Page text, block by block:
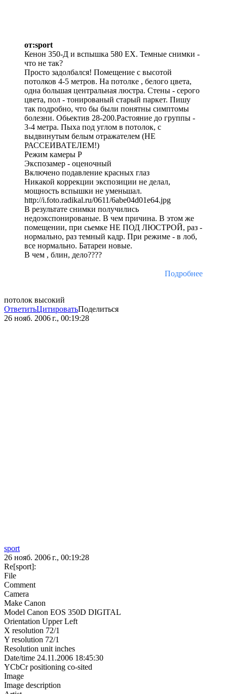
от:sport
Кенон 350-Д и вспышка 580 ЕХ. Темные снимки -
что не так?
Просто задолбался! Помещение с высотой
потолков 4-5 метров. На потолке , белого цвета,
одна большая центральная люстра. Стены - серого
цвета, пол - тонированый старый паркет. Пишу
так подробно, что бы были понятны симптомы
болезни. Обьектив 28-200.Растояние до группы -
3-4 метра. Пыха под углом в потолок, с
выдвинутым белым отражателем (НЕ
РАССЕИВАТЕЛЕМ!)
Режим камеры Р
Экспозамер - оценочный
Включено подавление красных глаз
Никакой коррекции экспозиции не делал,
мощность вспышки не уменьшал.
http://i.foto.radikal.ru/0611/6abe04d01e64.jpg
В результате снимки получились
недоэкспонированые. В чем причина. В этом же
помещении, при сьемке НЕ ПОД ЛЮСТРОЙ, раз -
нормально, раз темный кадр. При режиме - в лоб,
все нормально. Батареи новые.
В чем , блин, дело????
Подробнее
потолок высокий
ОтветитьЦитироватьПоделиться
26 нояб. 2006 г., 00:19:28
sport
26 нояб. 2006 г., 00:19:28
Re[sport]:
File
Comment
Camera
Make Canon
Model Canon EOS 350D DIGITAL
Orientation Upper Left
X resolution 72/1
Y resolution 72/1
Resolution unit inches
Date/time 24.11.2006 18:45:30
YCbCr positioning co-sited
Image
Image description